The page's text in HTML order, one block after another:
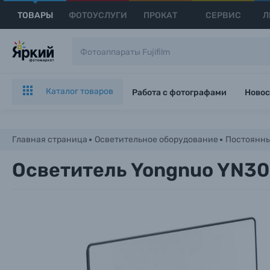
ТОВАРЫ ФОТОУСЛУГИ ПРОКАТ СЕРВИС
Каталог товаров Работа с фотографами
Главная страница Осветительное оборудование
Осветитель Yongnuo